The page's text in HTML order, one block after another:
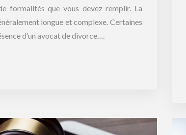
formalités que vous devez remplir. La
longue et complexe. Certaines
d’un avocat de divorce….